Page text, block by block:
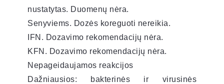
nustatytas. Duomenų nėra.
Senyviems. Dozės koreguoti nereikia.
IFN. Dozavimo rekomendacijų nėra.
KFN. Dozavimo rekomendacijų nėra.
Nepageidaujamos reakcijos
Dažniausios: bakterinės ir virusinės